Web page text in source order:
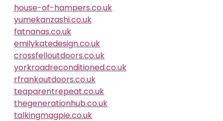
house-of-hampers.co.uk
yumekanzashi.co.uk
fatnanas.co.uk
emilykatedesign.co.uk
crossfelloutdoors.co.uk
yorkroadreconditioned.co.uk
rfrankoutdoors.co.uk
teaparentrepeat.co.uk
thegenerationhub.co.uk
talkingmagpie.co.uk